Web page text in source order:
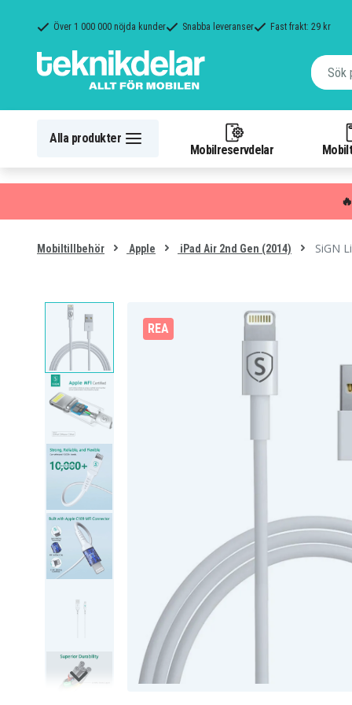
Över 1 000 000 nöjda kunder Snabba leveranser Fast frakt: 29 kr
Alla produkter
Mobilreservdelar
Mobiltillbehör Apple iPad Air 2nd Gen (2014) SiGN
REA